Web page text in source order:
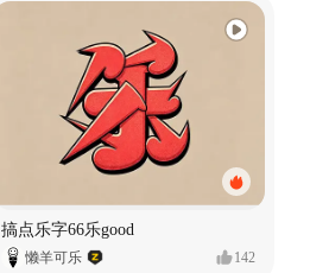
搞点乐字66乐good
懒羊可乐 142